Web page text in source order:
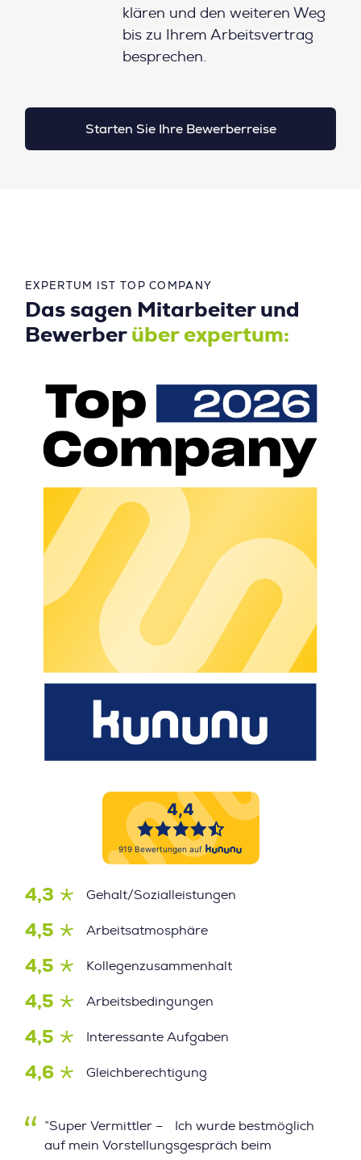
klären und den weiteren Weg
bis zu Ihrem Arbeitsvertrag
besprechen.
Starten Sie Ihre Bewerberreise
EXPERTUM IST TOP COMPANY
Das sagen Mitarbeiter und
Bewerber über expertum:
4,3 Gehalt/Sozialleistungen
4,5 Arbeitsatmosphäre
4,5 Kollegenzusammenhalt
4,5 Arbeitsbedingungen
4,5 Interessante Aufgaben
4,6 Gleichberechtigung
”Super Vermittler – Ich wurde bestmöglich
auf mein Vorstellungsgespräch beim